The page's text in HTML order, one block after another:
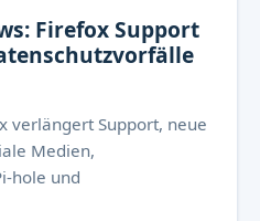
Firefox Support
verlängert Support, neue
Medien,
hole und